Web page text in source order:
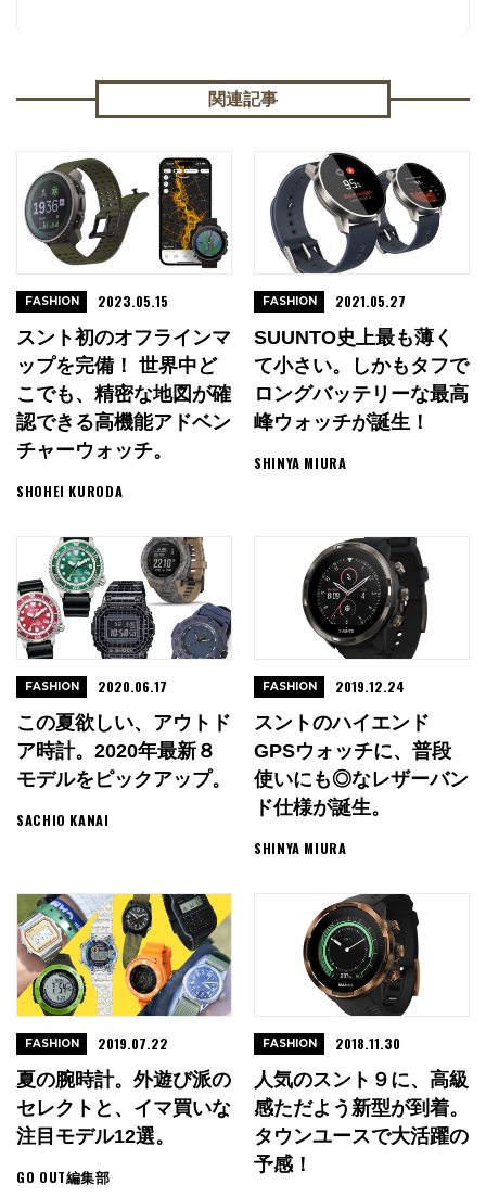
関連記事
スント初のオフラインマ
ップを完備！ 世界中ど
こでも、精密な地図が確
認できる高機能アドベン
チャーウォッチ。
SHOHEI KURODA
FASHION 2023.05.15
SUUNTO史上最も薄く
て小さい。しかもタフで
ロングバッテリーな最高
峰ウォッチが誕生！
SHINYA MIURA
FASHION 2021.05.27
この夏欲しい、アウトド
ア時計。2020年最新８
モデルをピックアップ。
SACHIO KANAI
FASHION 2020.06.17
スントのハイエンド
GPSウォッチに、普段
使いにも◎なレザーバン
ド仕様が誕生。
SHINYA MIURA
FASHION 2019.12.24
夏の腕時計。外遊び派の
セレクトと、イマ買いな
注目モデル12選。
GO OUT編集部
FASHION 2019.07.22
人気のスント９に、高級
感ただよう新型が到着。
タウンユースで大活躍の
予感！
FASHION 2018.11.30